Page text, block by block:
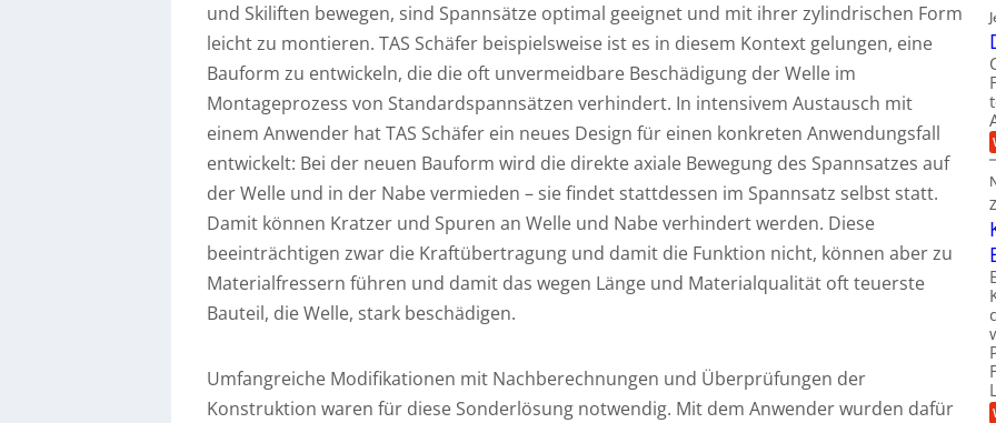
und Skiliften bewegen, sind Spannsätze optimal geeignet und mit ihrer zylindrischen Form
leicht zu montieren. TAS Schäfer beispielsweise ist es in diesem Kontext gelungen, eine
Bauform zu entwickeln, die die oft unvermeidbare Beschädigung der Welle im
Montageprozess von Standardspannsätzen verhindert. In intensivem Austausch mit
einem Anwender hat TAS Schäfer ein neues Design für einen konkreten Anwendungsfall
entwickelt: Bei der neuen Bauform wird die direkte axiale Bewegung des Spannsatzes auf
der Welle und in der Nabe vermieden – sie findet stattdessen im Spannsatz selbst statt.
Damit können Kratzer und Spuren an Welle und Nabe verhindert werden. Diese
beeinträchtigen zwar die Kraftübertragung und damit die Funktion nicht, können aber zu
Materialfressern führen und damit das wegen Länge und Materialqualität oft teuerste
Bauteil, die Welle, stark beschädigen.
Umfangreiche Modifikationen mit Nachberechnungen und Überprüfungen der
Konstruktion waren für diese Sonderlösung notwendig. Mit dem Anwender wurden dafür